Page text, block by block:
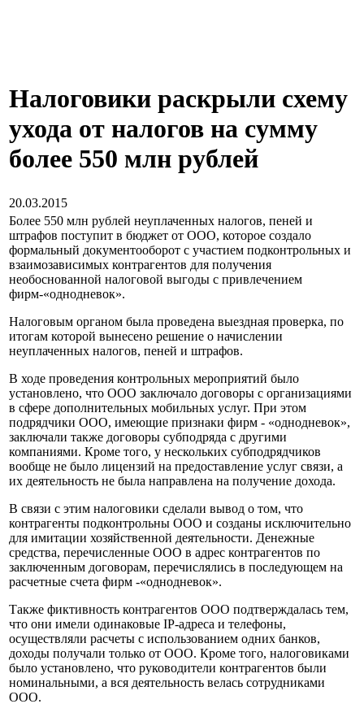
Налоговики раскрыли схему
ухода от налогов на сумму
более 550 млн рублей
20.03.2015
Более 550 млн рублей неуплаченных налогов, пеней и
штрафов поступит в бюджет от ООО, которое создало
формальный документооборот с участием подконтрольных и
взаимозависимых контрагентов для получения
необоснованной налоговой выгоды с привлечением
фирм-«однодневок».
Налоговым органом была проведена выездная проверка, по
итогам которой вынесено решение о начислении
неуплаченных налогов, пеней и штрафов.
В ходе проведения контрольных мероприятий было
установлено, что ООО заключало договоры с организациями
в сфере дополнительных мобильных услуг. При этом
подрядчики ООО, имеющие признаки фирм - «однодневок»,
заключали также договоры субподряда с другими
компаниями. Кроме того, у нескольких субподрядчиков
вообще не было лицензий на предоставление услуг связи, а
их деятельность не была направлена на получение дохода.
В связи с этим налоговики сделали вывод о том, что
контрагенты подконтрольны ООО и созданы исключительно
для имитации хозяйственной деятельности. Денежные
средства, перечисленные ООО в адрес контрагентов по
заключенным договорам, перечислялись в последующем на
расчетные счета фирм -«однодневок».
Также фиктивность контрагентов ООО подтверждалась тем,
что они имели одинаковые IP-адреса и телефоны,
осуществляли расчеты с использованием одних банков,
доходы получали только от ООО. Кроме того, налоговиками
было установлено, что руководители контрагентов были
номинальными, а вся деятельность велась сотрудниками
ООО.